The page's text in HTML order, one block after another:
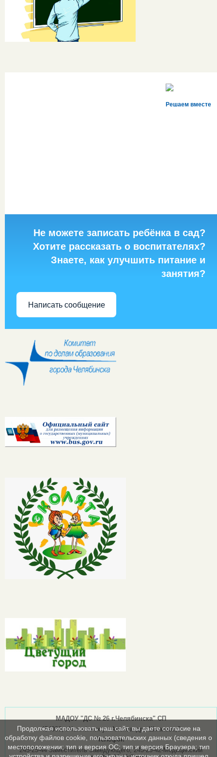
Решаем вместе
Не можете записать ребёнка в сад?
Хотите рассказать о воспитателях?
Знаете, как улучшить питание и
занятия?
Написать сообщение
МАДОУ "ДС № 26 г.Челябинска" СП
454030, г.Челябинск ул.Александра Шмакова,6
Телефон
245-25-44 Заместитель Заведующего; 245-25-42-Медицинский
Продолжая использовать наш сайт, вы даете согласие на
обработку файлов cookie, пользовательских данных (сведения о
местоположении; тип и версия ОС; тип и версия Браузера; тип